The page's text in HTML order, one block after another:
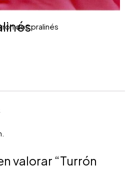
dos pralinés
valorar “Turrón